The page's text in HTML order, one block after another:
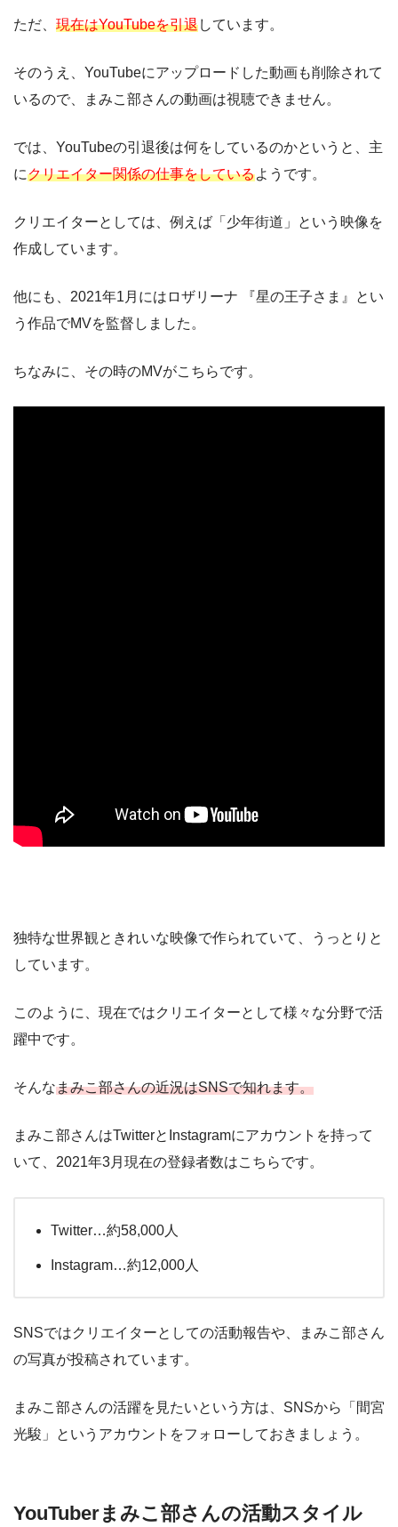
ただ、 現在はYouTubeを引退しています。
そのうえ、YouTubeにアップロードした動画も削除されて
いるので、まみこ部さんの動画は視聴できません。
では、YouTubeの引退後は何をしているのかというと、主
にクリエイター関係の仕事をしているようです。
クリエイターとしては、例えば「少年街道」という映像を
作成しています。
他にも、2021年1月にはロザリーナ 『星の王子さま』とい
う作品でMVを監督しました。
ちなみに、その時のMVがこちらです。
独特な世界観ときれいな映像で作られていて、うっとりと
しています。
このように、現在ではクリエイターとして様々な分野で活
躍中です。
そんなまみこ部さんの近況はSNSで知れます。
まみこ部さんはTwitterとInstagramにアカウントを持って
いて、2021年3月現在の登録者数はこちらです。
Twitter…約58,000人
Instagram…約12,000人
SNSではクリエイターとしての活動報告や、まみこ部さん
の写真が投稿されています。
まみこ部さんの活躍を見たいという方は、SNSから「間宮
光駿」というアカウントをフォローしておきましょう。
YouTuberまみこ部さんの活動スタイル